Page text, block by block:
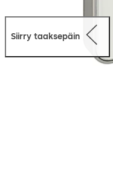
Siirry taaksepäin